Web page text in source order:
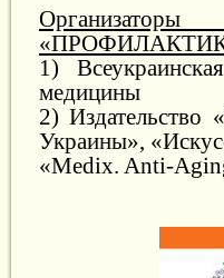
1)
медицины
2) Издательство
Украины»,
«Medix. Anti-